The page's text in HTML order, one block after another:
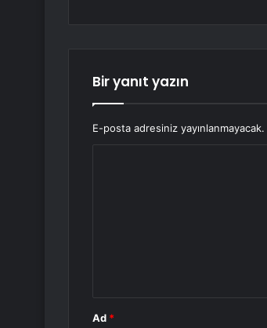
Bir yanıt yazın
E-posta adresiniz yayınlanmayacak.
Ad *